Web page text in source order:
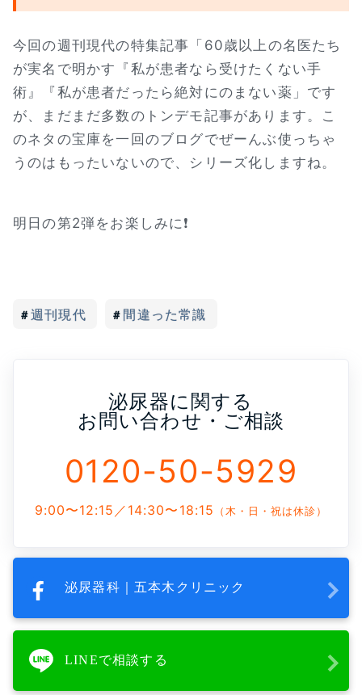
今回の週刊現代の特集記事「60歳以上の名医たち
が実名で明かす『私が患者なら受けたくない手
術』『私が患者だったら絶対にのまない薬」です
が、まだまだ多数のトンデモ記事があります。こ
のネタの宝庫を一回のブログでぜーんぶ使っちゃ
うのはもったいないので、シリーズ化しますね。
明日の第2弾をお楽しみに❗
週刊現代 間違った常識
泌尿器に関する
お問い合わせ・ご相談
0120-50-5929
9:00〜12:15／14:30〜18:15 （木・日・祝は休診）
泌尿器科｜五本木クリニック
LINEで相談する